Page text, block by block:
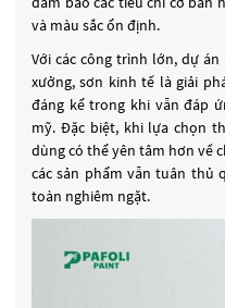
và màu sắc ổn định.
Với các công trình lớn, dự
xưởng, sơn kinh tế là giải
đáng kể trong khi vẫn đáp
mỹ. Đặc biệt, khi lựa chọn
dùng có thể yên tâm hơn về
các sản phẩm vẫn tuân thủ
toàn nghiêm ngặt.